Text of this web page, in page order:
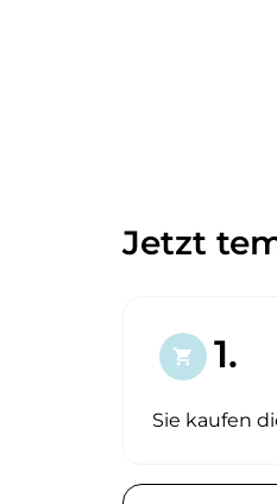
Jetzt
shopping_cart 1.
Sie kaufen